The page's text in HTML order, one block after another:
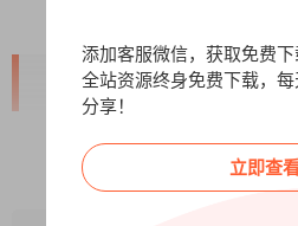
【核心功能与亮点】
穿透“无痕模式”，恢复已删除
使对方使用了浏览器的无痕/隐
阅读全
添加客服微信，获取免费下
全站资源终身免费下载，
分享！
立即查